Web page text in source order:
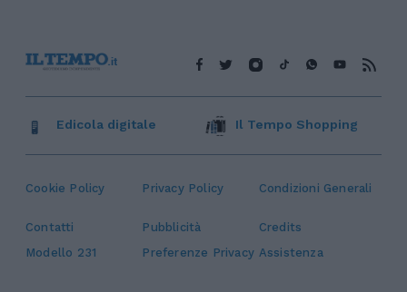
Cookie Policy Privacy Policy Condizioni Generali
Contatti Pubblicità
Credits
Modello 231
Preferenze Privacy Assistenza
Edicola digitale Il Tempo Shopping